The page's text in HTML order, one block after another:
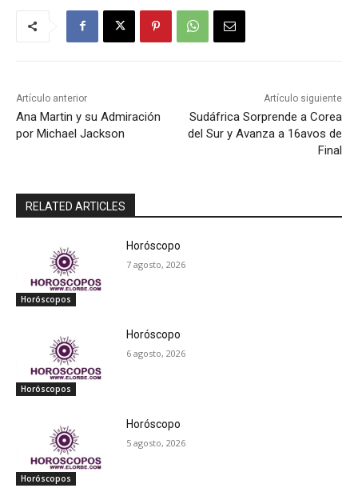
Artículo anterior
Ana Martin y su Admiración
por Michael Jackson
Artículo siguiente
Sudáfrica Sorprende a Corea
del Sur y Avanza a 16avos de
Final
RELATED ARTICLES
Horóscopos
Horóscopo
7 agosto, 2026
Horóscopos
Horóscopo
6 agosto, 2026
Horóscopos
Horóscopo
5 agosto, 2026